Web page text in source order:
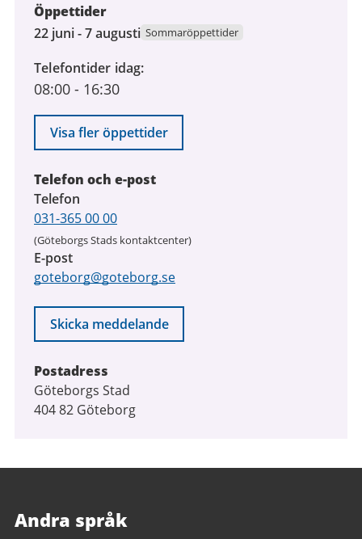
Öppettider
22
2026
till
augusti
2026
22 juni - 7 augusti Sommaröppettider
Telefontider idag
08:00 - 16:30
Visa fler öppettider
Telefon och e-post
Telefon
031-365 00 00
(Göteborgs Stads kontaktcenter)
E-post
goteborg@goteborg.se
Skicka meddelande
Postadress
Göteborgs Stad
404 82 Göteborg
Andra språk